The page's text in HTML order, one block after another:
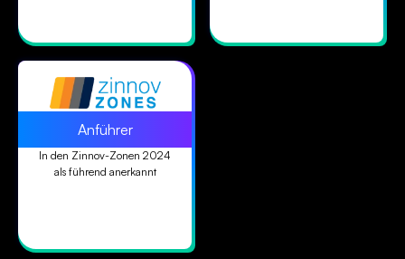
Anführer
In den Zinnov-Zonen 2024
als führend anerkannt